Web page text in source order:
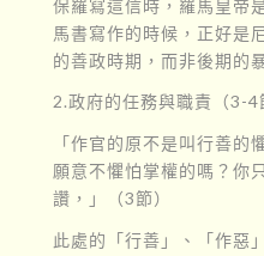
保羅寫這信時，羅馬皇帝
馬書寫作的時候，正好是
的善政時期，而非後期的
2.政府的任務與職責（3-4
「作官的原不是叫行善的
願意不懼怕掌權的嗎？你
讚，」（3節）
此處的「行善」、「作惡